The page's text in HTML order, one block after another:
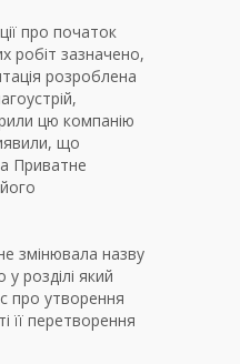
про початок
робіт зазначено,
розроблена
цю компанію
що
Приватне
змінювала назву
розділі який
про утворення
її перетворення